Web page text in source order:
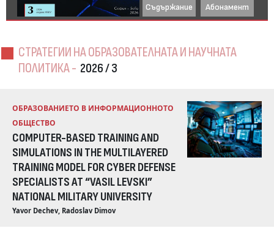
Съдържание Абонамент
СТРАТЕГИИ НА ОБРАЗОВАТЕЛНАТА И НАУЧНАТА
ПОЛИТИКА - 2026 / 3
ОБРАЗОВАНИЕТО В ИНФОРМАЦИОННОТО
ОБЩЕСТВО
COMPUTER-BASED TRAINING AND
SIMULATIONS IN THE MULTILAYERED
TRAINING MODEL FOR CYBER DEFENSE
SPECIALISTS AT “VASIL LEVSKI”
NATIONAL MILITARY UNIVERSITY
Yavor Dechev, Radoslav Dimov